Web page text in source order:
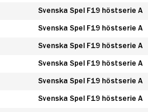
Svenska Spel F19 höstserie A
Svenska Spel F19 höstserie A
Svenska Spel F19 höstserie A
Svenska Spel F19 höstserie A
Svenska Spel F19 höstserie A
Svenska Spel F19 höstserie A